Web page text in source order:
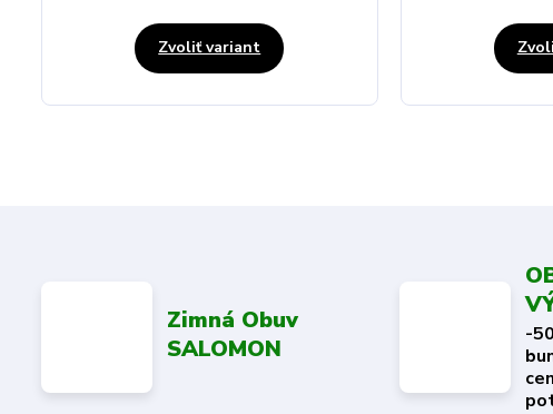
Zvoliť variant
Zimná Obuv
SALOMON
-